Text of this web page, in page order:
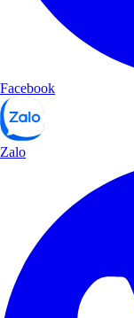
Facebook
Zalo